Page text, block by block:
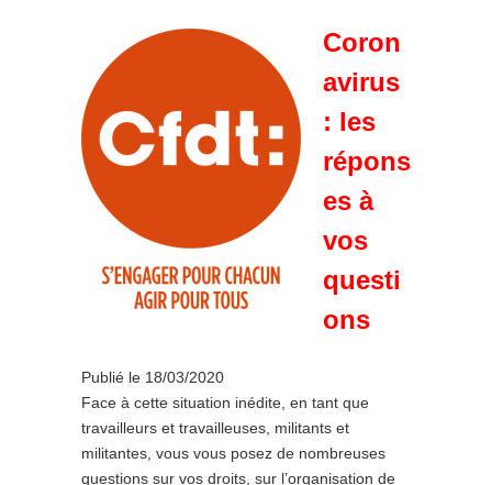
Coron
avirus
: les
répons
es à
vos
questi
ons
Publié le 18/03/2020
Face à cette situation inédite, en tant que
travailleurs et travailleuses, militants et
militantes, vous vous posez de nombreuses
questions sur vos droits, sur l’organisation de